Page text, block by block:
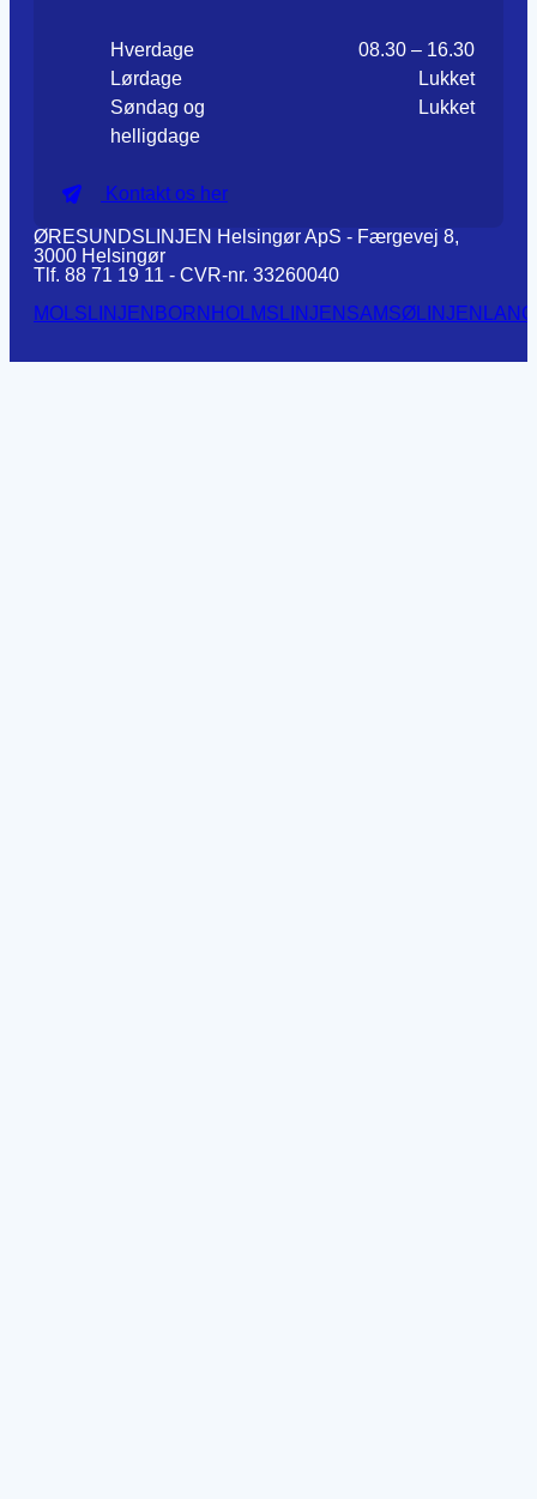
Hverdage
08.30 – 16.30
Lørdage
Lukket
Søndag og
helligdage
Lukket
Kontakt os her
ØRESUNDSLINJEN Helsingør ApS - Færgevej 8,
3000 Helsingør
Tlf. 88 71 19 11 - CVR-nr. 33260040
MOLSLINJEN BORNHOLMSLINJEN SAMSØLINJEN